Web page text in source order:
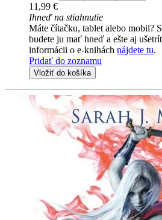
11,99 €
Ihneď na stiahnutie
Máte čítačku, tablet alebo mobil?
budete ju mať hneď a ešte aj
informácii o e-knihách nájdete tu.
Pridať do zoznamu
Vložiť do košíka